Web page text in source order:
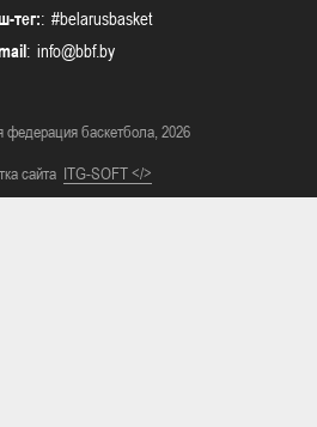
тег:: #belarusbasket
:
федерация баскетбола, 2026
сайта ITG-SOFT </>